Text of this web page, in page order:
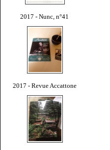
2017 - Nunc, n°41
2017 - Revue Accattone